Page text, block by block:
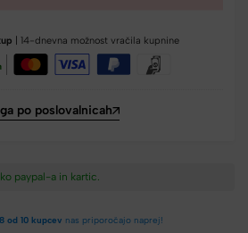
| 14-dnevna možnost vračila kupnine
po poslovalnicah
v 2-4 dneh.​
8 od 10 kupcev nas priporočajo naprej!